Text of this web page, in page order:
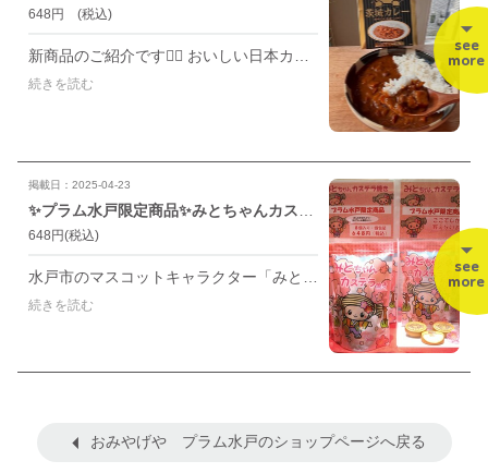
648円 (税込)
新商品のご紹介です💁‍♀️ おいしい日本カレーめぐり 『ハローキティ 茨城カレー』 人気キャラクター「ハローキティ」パッケージの ご当地レトルトカレー 茨城県産常陸牛を使用🐂 口に入れると甘めで滑らかなルーで 常陸牛がほろほろとほどけ 程よくスパイシーでおいしい〜🤤💕 このご当地🍛は 全国にあるそうなので 食べ比べしてみたい😋 お土産に最適な商品です ぜひご賞味くださいませ♪ 『ハローキティ茨城カレー』 内容量200g 594円（税込） ◆おみやげやプラム水戸◆ 水戸市宮町1-7-31 ☎️029-228-9363 10:00～21:00 #おみやげやプラム水戸#水戸駅#水戸駅ビル#茨城#水戸#茨城土産#水戸土産#おみやげ#茨城県#茨城カレー#ご当地カレー#ハローキティ#キティ#おいしいカレー日本めぐり#常陸牛ビーフカレー#常陸牛
続きを読む
see
more
掲載日：2025-04-23
✨プラム水戸限定商品✨みとちゃんカステラ焼き
648円(税込)
水戸市のマスコットキャラクター「みとちゃん」のかわいい焼き印が入ったカステラ焼きが再入荷しました！！ 発売以来の人気商品です✨ どこか懐かしく優しいメープル風味。 そのままでももちろん美味しいのですが…ぜひお試し頂きたいのは、オーブントースターで少し焼き温めると、外側は香ばしく、内側はふんわりと優しい味わいでいくつでもたべられちゃう抜群の美味しさです👍✨ バターを乗せると更にリッチな味わいに😌💕 みとちゃんの焼き印は2種類。 かわいいパッケージと中は個包装なので、バラマキ土産にもぴったりです！ こちらの商品は、大手お菓子メーカーの長登屋さんがプラム水戸のために製造してくださった限定商品となっております✨👏😆👏✨ 水戸市内どこにも売っていませんよ〜当店だけの販売です✨✌✨ 長登屋さん、ありがとうございました🙇💕 ぜひこのかわいいみとちゃん、カステラ焼き、一度食べてみてくださいね♥ 8個入 648円(税込) ◆おみやげやプラム水戸◆ 水戸市宮町1-7-31 ☎️029-228-9363 10:00～21:00 #おみやげやプラム水戸#水戸駅#水戸駅ビル#茨城#水戸#茨城土産#水戸土産#おみやげ#みとちゃん#みとちゃんカステラ焼き#長登屋
続きを読む
see
more
おみやげや プラム水戸のショップページへ戻る